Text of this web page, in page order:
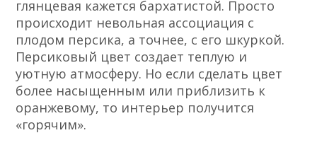
глянцевая кажется бархатистой. Просто
происходит невольная ассоциация с
плодом персика, а точнее, с его шкуркой.
Персиковый цвет создает теплую и
уютную атмосферу. Но если сделать цвет
более насыщенным или приблизить к
оранжевому, то интерьер получится
«горячим».